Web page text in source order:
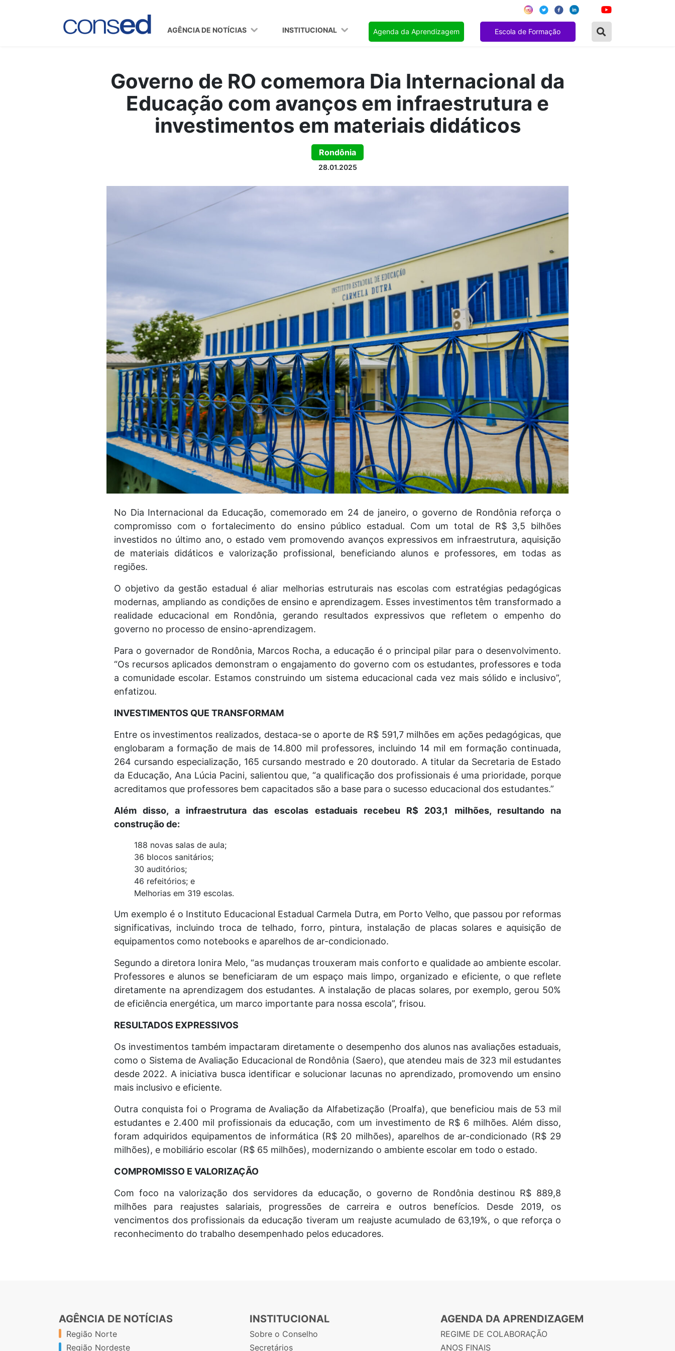
AGÊNCIA DE NOTÍCIAS INSTITUCIONAL Agenda da Aprendizagem Escola de Formação
Governo de RO comemora Dia Internacional da
Educação com avanços em infraestrutura e
investimentos em materiais didáticos
Rondônia
28.01.2025
No Dia Internacional da Educação, comemorado em 24 de janeiro, o governo de Rondônia reforça o
compromisso com o fortalecimento do ensino público estadual. Com um total de R$ 3,5 bilhões
investidos no último ano, o estado vem promovendo avanços expressivos em infraestrutura, aquisição
de materiais didáticos e valorização profissional, beneficiando alunos e professores, em todas as
regiões.
O objetivo da gestão estadual é aliar melhorias estruturais nas escolas com estratégias pedagógicas
modernas, ampliando as condições de ensino e aprendizagem. Esses investimentos têm transformado a
realidade educacional em Rondônia, gerando resultados expressivos que refletem o empenho do
governo no processo de ensino-aprendizagem.
Para o governador de Rondônia, Marcos Rocha, a educação é o principal pilar para o desenvolvimento.
“Os recursos aplicados demonstram o engajamento do governo com os estudantes, professores e toda
a comunidade escolar. Estamos construindo um sistema educacional cada vez mais sólido e inclusivo”,
enfatizou.
INVESTIMENTOS QUE TRANSFORMAM
Entre os investimentos realizados, destaca-se o aporte de R$ 591,7 milhões em ações pedagógicas, que
englobaram a formação de mais de 14.800 mil professores, incluindo 14 mil em formação continuada,
264 cursando especialização, 165 cursando mestrado e 20 doutorado. A titular da Secretaria de Estado
da Educação, Ana Lúcia Pacini, salientou que, “a qualificação dos profissionais é uma prioridade, porque
acreditamos que professores bem capacitados são a base para o sucesso educacional dos estudantes.”
Além disso, a infraestrutura das escolas estaduais recebeu R$ 203,1 milhões, resultando na
construção de:
188 novas salas de aula;
36 blocos sanitários;
30 auditórios;
46 refeitórios; e
Melhorias em 319 escolas.
Um exemplo é o Instituto Educacional Estadual Carmela Dutra, em Porto Velho, que passou por reformas
significativas, incluindo troca de telhado, forro, pintura, instalação de placas solares e aquisição de
equipamentos como notebooks e aparelhos de ar-condicionado.
Segundo a diretora Ionira Melo, “as mudanças trouxeram mais conforto e qualidade ao ambiente escolar.
Professores e alunos se beneficiaram de um espaço mais limpo, organizado e eficiente, o que reflete
diretamente na aprendizagem dos estudantes. A instalação de placas solares, por exemplo, gerou 50%
de eficiência energética, um marco importante para nossa escola”, frisou.
RESULTADOS EXPRESSIVOS
Os investimentos também impactaram diretamente o desempenho dos alunos nas avaliações estaduais,
como o Sistema de Avaliação Educacional de Rondônia (Saero), que atendeu mais de 323 mil estudantes
desde 2022. A iniciativa busca identificar e solucionar lacunas no aprendizado, promovendo um ensino
mais inclusivo e eficiente.
Outra conquista foi o Programa de Avaliação da Alfabetização (Proalfa), que beneficiou mais de 53 mil
estudantes e 2.400 mil profissionais da educação, com um investimento de R$ 6 milhões. Além disso,
foram adquiridos equipamentos de informática (R$ 20 milhões), aparelhos de ar-condicionado (R$ 29
milhões), e mobiliário escolar (R$ 65 milhões), modernizando o ambiente escolar em todo o estado.
COMPROMISSO E VALORIZAÇÃO
Com foco na valorização dos servidores da educação, o governo de Rondônia destinou R$ 889,8
milhões para reajustes salariais, progressões de carreira e outros benefícios. Desde 2019, os
vencimentos dos profissionais da educação tiveram um reajuste acumulado de 63,19%, o que reforça o
reconhecimento do trabalho desempenhado pelos educadores.
AGÊNCIA DE NOTÍCIAS
Região Norte
Região Nordeste
INSTITUCIONAL
Sobre o Conselho
Secretários
AGENDA DA APRENDIZAGEM
REGIME DE COLABORAÇÃO
ANOS FINAIS